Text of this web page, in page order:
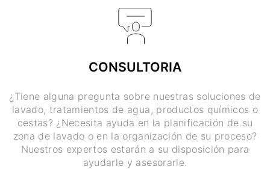
CONSULTORIA
¿Tiene alguna pregunta sobre nuestras soluciones de
lavado, tratamientos de agua, productos químicos o
cestas? ¿Necesita ayuda en la planificación de su
zona de lavado o en la organización de su proceso?
Nuestros expertos estarán a su disposición para
ayudarle y asesorarle.